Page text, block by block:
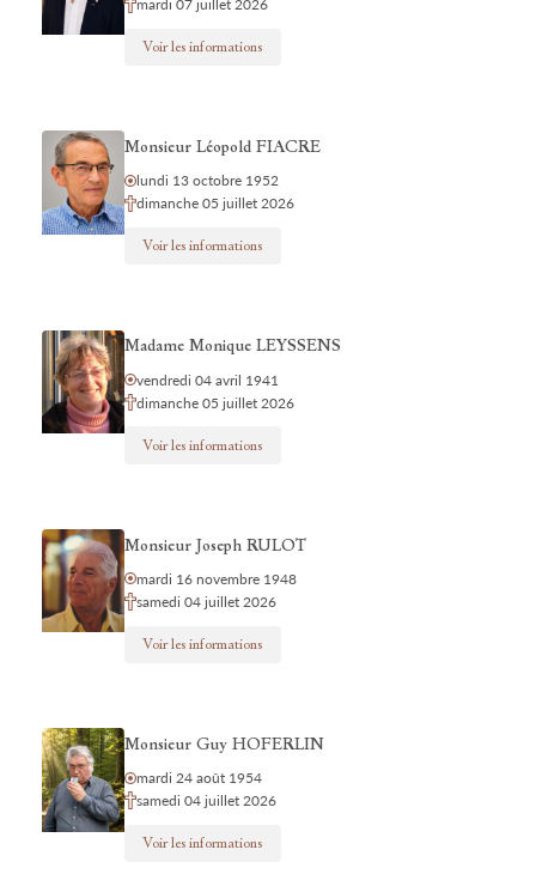
mardi 07 juillet 2026
Voir les informations
Monsieur Léopold FIACRE
lundi 13 octobre 1952
dimanche 05 juillet 2026
Voir les informations
Madame Monique LEYSSENS
vendredi 04 avril 1941
dimanche 05 juillet 2026
Voir les informations
Monsieur Joseph RULOT
mardi 16 novembre 1948
samedi 04 juillet 2026
Voir les informations
Monsieur Guy HOFERLIN
mardi 24 août 1954
samedi 04 juillet 2026
Voir les informations